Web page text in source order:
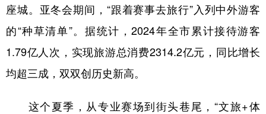
座城。亚冬会期间，“跟着赛事去旅行”入列中外游客
的“种草清单”。据统计，2024年全市累计接待游客
1.79亿人次，实现旅游总消费2314.2亿元，同比增长
均超三成，双双创历史新高。
这个夏季，从专业赛场到街头巷尾，“文旅+体